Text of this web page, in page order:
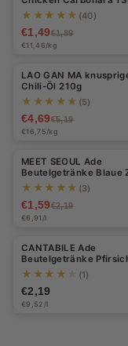
n
n
N
★★★★★ (40)
€1,49€1,89
€11,46/kg
-10%
LAO GAN MA
Chili-Öl 210g
★★★★★ (5)
€4,69€5,19
€16,75/kg
-27%
MEET SEOUL Ade
Beutelgetränke Blaue
230ml
★★★★★ (3)
€1,59€2,19
€6,91/l
CANTABILE Ade
Beutelgetränke
230ml
★★★★★ (1)
€2,19
€9,52/l